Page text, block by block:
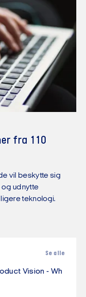
fra 110
vil beskytte sig
og udnytte
teknologi.
Se alle
Vision - Wh